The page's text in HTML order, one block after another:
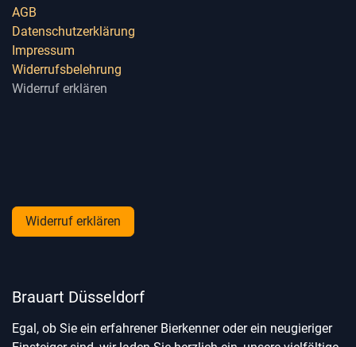
AGB
Datenschutzerklärung
Impressum
Widerrufsbelehrung
Widerruf erklären
Widerruf erklären
Brauart Düsseldorf
Egal, ob Sie ein erfahrener Bierkenner oder ein neugieriger